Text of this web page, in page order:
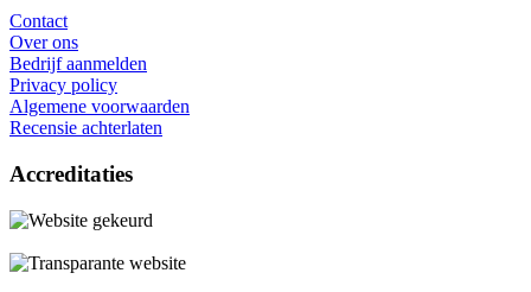
Contact
Over ons
Bedrijf aanmelden
Privacy policy
Algemene voorwaarden
Recensie achterlaten
Accreditaties